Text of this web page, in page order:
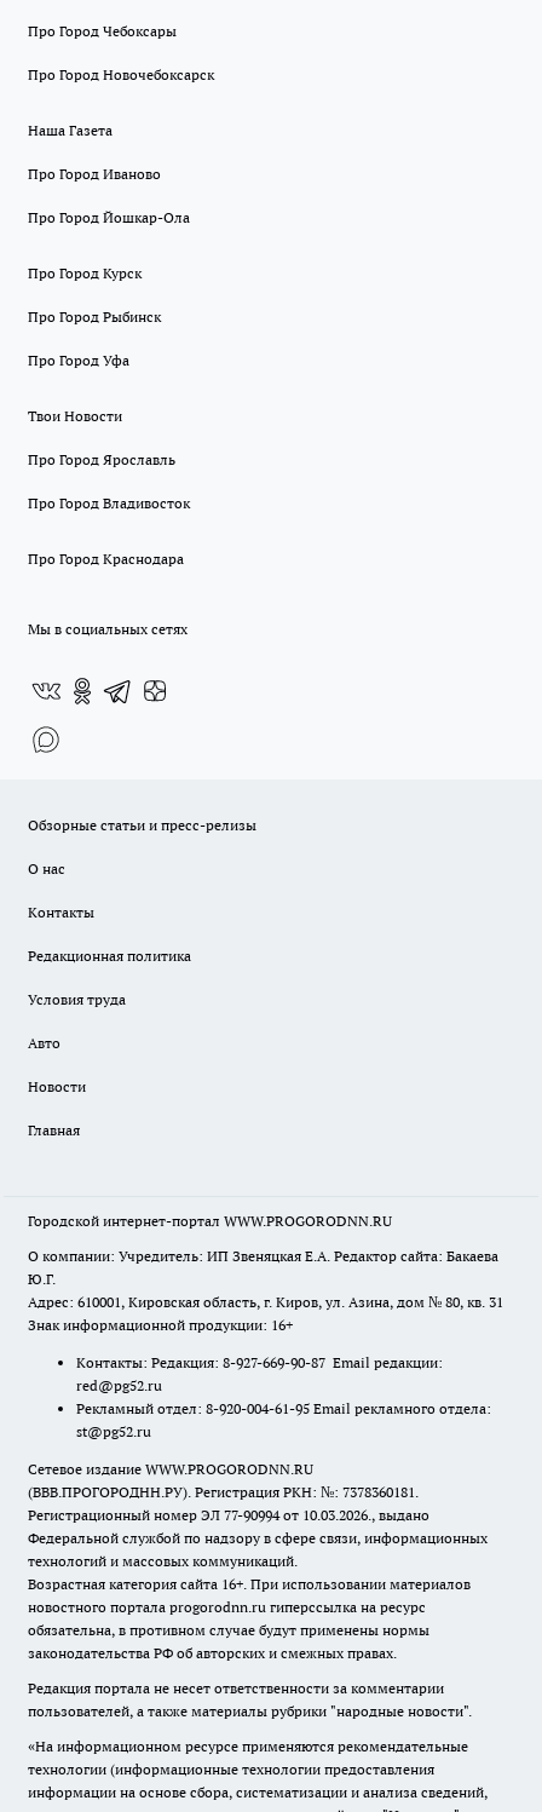
Про Город Чебоксары
Про Город Новочебоксарск
Наша Газета
Про Город Иваново
Про Город Йошкар-Ола
Про Город Курск
Про Город Рыбинск
Про Город Уфа
Твои Новости
Про Город Ярославль
Про Город Владивосток
Про Город Краснодара
Мы в социальных сетях
Обзорные статьи и пресс-релизы
О нас
Контакты
Редакционная политика
Условия труда
Авто
Новости
Главная
Городской интернет-портал WWW.PROGORODNN.RU
О компании: Учредитель: ИП Звеняцкая Е.А. Редактор сайта: Бакаева
Ю.Г.
Адрес: 610001, Кировская область, г. Киров, ул. Азина, дом № 80, кв. 31
Знак информационной продукции: 16+
Контакты: Редакция: 8-927-669-90-87 Email редакции:
red@pg52.ru
Рекламный отдел: 8-920-004-61-95 Email рекламного отдела:
st@pg52.ru
Сетевое издание WWW.PROGORODNN.RU
(ВВВ.ПРОГОРОДНН.РУ). Регистрация РКН: №: 7378360181.
Регистрационный номер ЭЛ 77-90994 от 10.03.2026., выдано
Федеральной службой по надзору в сфере связи, информационных
технологий и массовых коммуникаций.
Возрастная категория сайта 16+. При использовании материалов
новостного портала progorodnn.ru гиперссылка на ресурс
обязательна, в противном случае будут применены нормы
законодательства РФ об авторских и смежных правах.
Редакция портала не несет ответственности за комментарии
пользователей, а также материалы рубрики "народные новости".
«На информационном ресурсе применяются рекомендательные
технологии (информационные технологии предоставления
информации на основе сбора, систематизации и анализа сведений,